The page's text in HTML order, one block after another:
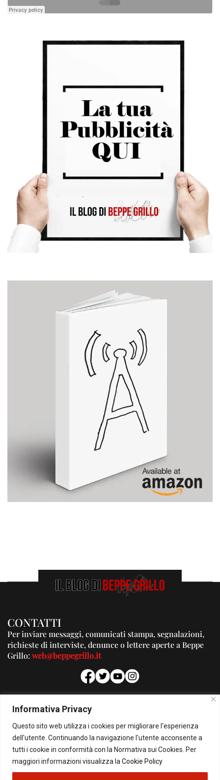
Informativa Privacy
Questo sito web utilizza i cookies per migliorare l'esperienza
dell'utente. Continuando la navigazione l'utente acconsente a
tutti i cookie in conformità con la Normativa sui Cookies. Per
maggiori informazioni visualizza la Cookie Policy
CONTATTI
Per inviare messaggi, comunicati stampa, segnalazioni,
richieste di interviste, denunce o lettere aperte a Beppe
Grillo:web@beppegrillo.it
PUBBLICITA'
Per la tua pubblicità su questo Blog:
pubblicita@beppegrillo.it